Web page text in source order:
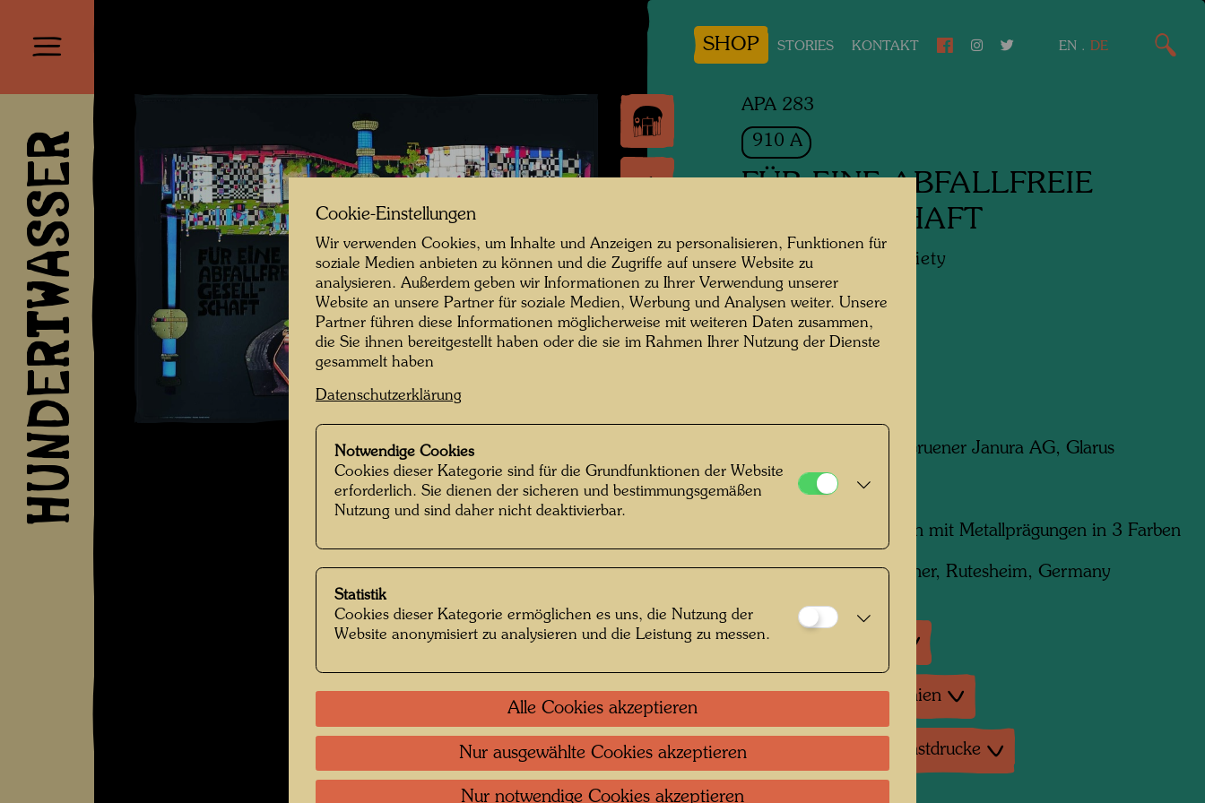
HUNDERTWASSER
SHOP STORIES KONTAKT EN . DE
APA 283
910 A
FÜR EINE ABFALLFREIE
GESELLSCHAFT
For a Wastefree Society
Original-Poster,
Offsetdruck
Gruener Janura AG, Glarus
594 mm x 840 mm
Offsetdruck in 7 Farben mit Metallprägungen in 3 Farben
Gedruckt von:B. Wörner, Rutesheim, Germany
Einzelausstellungen
Literatur: Monographien
Reproduktionen, Kunstdrucke
Cookie-Einstellungen
Wir verwenden Cookies, um Inhalte und Anzeigen zu personalisieren, Funktionen für
soziale Medien anbieten zu können und die Zugriffe auf unsere Website zu
analysieren. Außerdem geben wir Informationen zu Ihrer Verwendung unserer
Website an unsere Partner für soziale Medien, Werbung und Analysen weiter. Unsere
Partner führen diese Informationen möglicherweise mit weiteren Daten zusammen,
die Sie ihnen bereitgestellt haben oder die sie im Rahmen Ihrer Nutzung der Dienste
gesammelt haben
Datenschutzerklärung
Notwendige Cookies
Cookies dieser Kategorie sind für die Grundfunktionen der Website
erforderlich. Sie dienen der sicheren und bestimmungsgemäßen
Nutzung und sind daher nicht deaktivierbar.
Statistik
Cookies dieser Kategorie ermöglichen es uns, die Nutzung der
Website anonymisiert zu analysieren und die Leistung zu messen.
Alle Cookies akzeptieren
Nur ausgewählte Cookies akzeptieren
Nur notwendige Cookies akzeptieren